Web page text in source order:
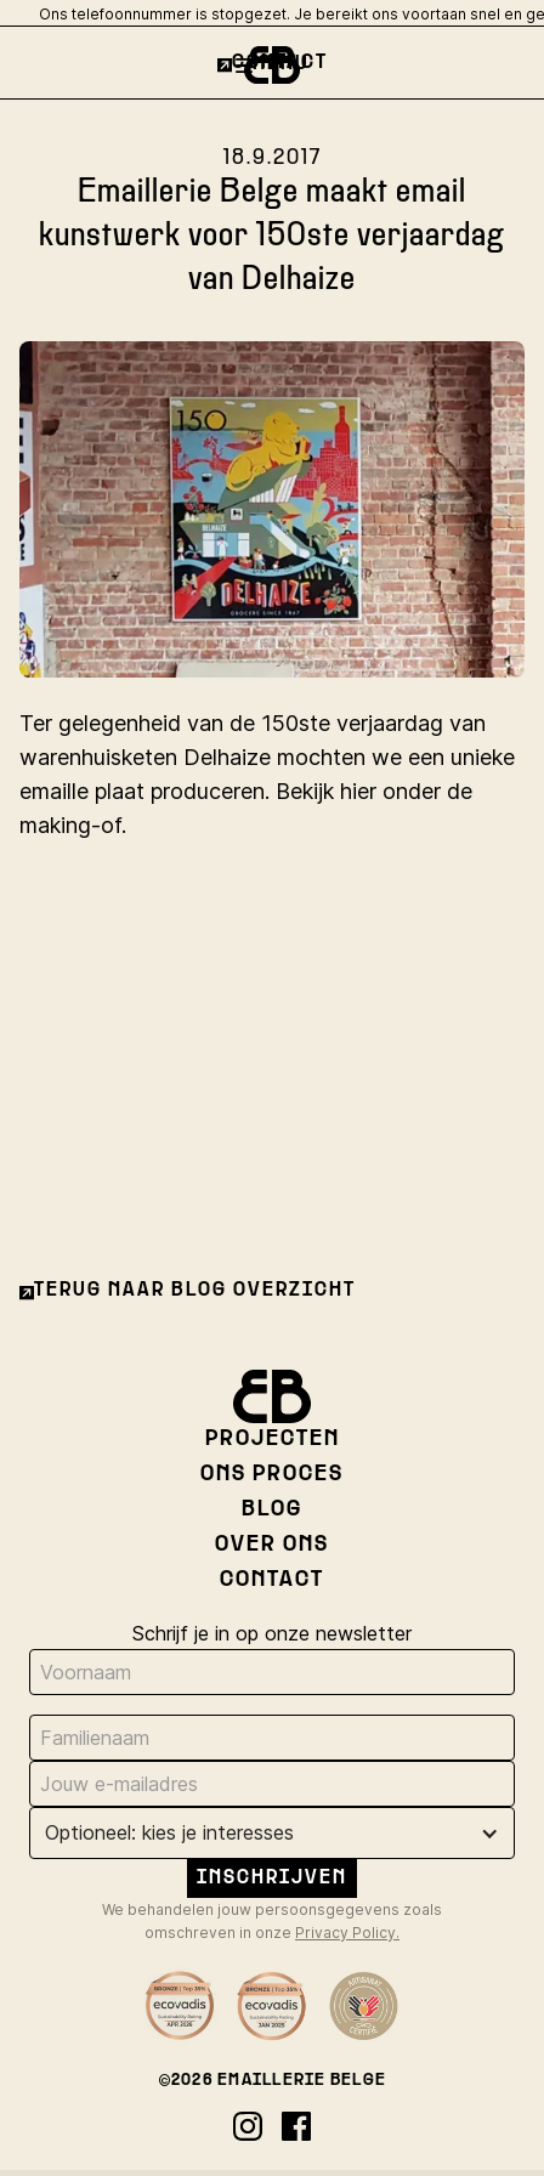
Ons telefoonnummer is stopgezet. Je bereikt ons voortaan snel en
CONTACT
MENU
18.9.2017
Emaillerie Belge maakt email
kunstwerk voor 150ste verjaardag
van Delhaize
Ter gelegenheid van de 150ste verjaardag van
warenhuisketen Delhaize mochten we een unieke
emaille plaat produceren. Bekijk hier onder de
making-of.
TERUG NAAR BLOG OVERZICHT
PROJECTEN
ONS PROCES
BLOG
OVER ONS
CONTACT
Schrijf je in op onze newsletter
Optioneel: kies je interesses
We behandelen jouw persoonsgegevens zoals
omschreven in onze Privacy Policy.
©2026 EMAILLERIE BELGE